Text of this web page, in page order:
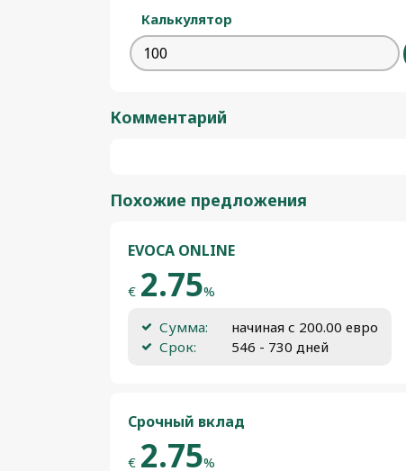
Калькулятор
Комментарий
Похожие предложения
EVOCA ONLINE
€ 2.75%
Сумма:
начиная с 200.00 евро
Срок:
546 - 730 дней
Срочный вклад
€ 2.75%